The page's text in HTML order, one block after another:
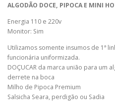
ALGODÃO DOCE, PIPOCA E MINI
Energia 110 e 220v
Monitor: Sim
Utilizamos somente insumos de 1ª
funcionária uniformizada.
DOÇUCAR da marca união para um
derrete na boca
Milho de Pipoca Premium
Salsicha Seara, perdigão ou Sadia